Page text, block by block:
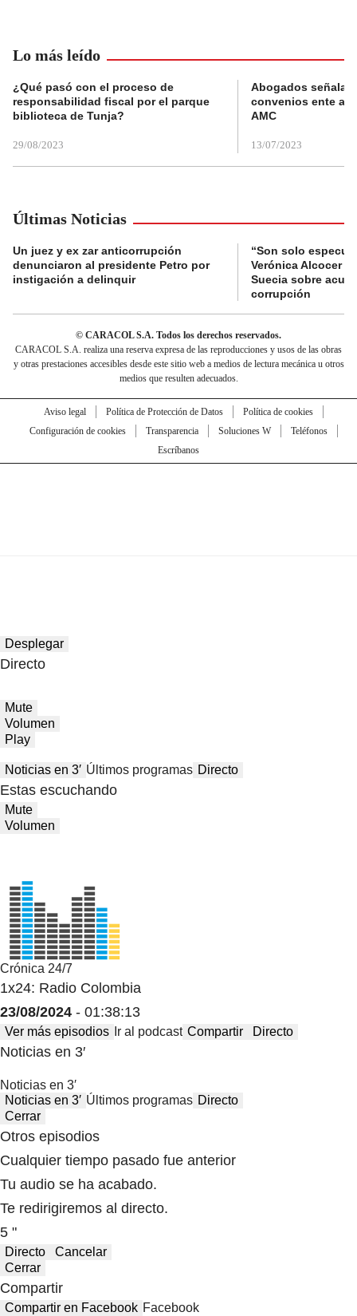
Lo más leído
¿Qué pasó con el proceso de
responsabilidad fiscal por el parque
biblioteca de Tunja?
29/08/2023
Abogados
convenios ente
AMC
13/07/2023
Últimas Noticias
Un juez y ex zar anticorrupción
denunciaron al presidente Petro por
instigación a delinquir
“Son solo
Verónica Alcocer a
Suecia sobre
corrupción
© CARACOL S.A. Todos los derechos reservados.
CARACOL S.A. realiza una reserva expresa de las reproducciones y usos de las obras
y otras prestaciones accesibles desde este sitio web a medios de lectura mecánica u otros
medios que resulten adecuados.
Aviso legal Política de Protección de Datos
Política de cookies
Configuración de cookies
Transparencia Soluciones W
Teléfonos
Escríbanos
Desplegar
Directo
Mute
Volumen
Play
Noticias en 3′ Últimos programas Directo
Estas escuchando
Mute
Volumen
Crónica 24/7
1x24: Radio Colombia
23/08/2024 - 01:38:13
Ver más episodios Ir al podcast Compartir Directo
Noticias en 3′
Noticias en 3′
Noticias en 3′ Últimos programas Directo
Cerrar
Otros episodios
Cualquier tiempo pasado fue anterior
Tu audio se ha acabado.
Te redirigiremos al directo.
5 "
Directo
Cancelar
Cerrar
Compartir
Compartir en Facebook Facebook